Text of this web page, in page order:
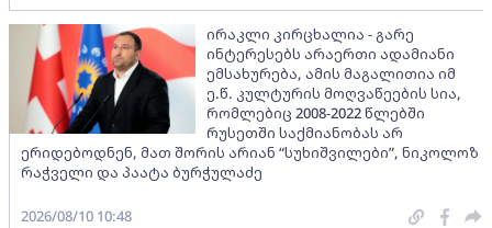
ირაკლი კირცხალია - გარე
ინტერესებს არაერთი ადამიანი
ემსახურება, ამის მაგალითია იმ
ე.წ. კულტურის მოღვაწეების სია,
რომლებიც 2008-2022 წლებში
რუსეთში საქმიანობას არ
ერიდებოდნენ, მათ შორის არიან “სუხიშვილები”, ნიკოლოზ
რაჭველი და პაატა ბურჭულაძე
2026/08/10 10:48